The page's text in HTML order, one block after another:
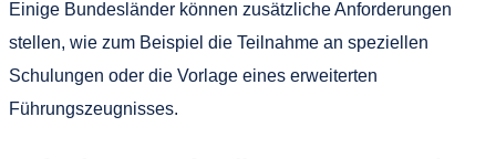
Einige Bundesländer können zusätzliche Anforderungen
stellen, wie zum Beispiel die Teilnahme an speziellen
Schulungen oder die Vorlage eines erweiterten
Führungszeugnisses.